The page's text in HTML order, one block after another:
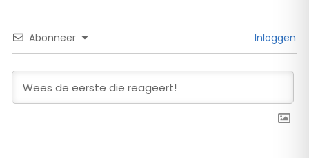
Abonneer Inloggen